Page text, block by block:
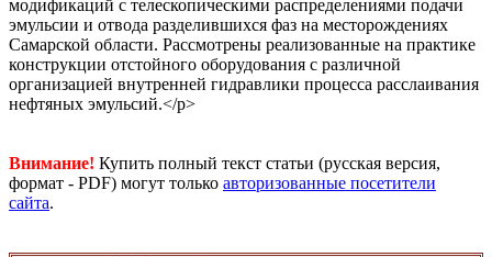
модификаций с телескопическими распределениями подачи
эмульсии и отвода разделившихся фаз на месторождениях
Самарской области. Рассмотрены реализованные на практике
конструкции отстойного оборудования с различной
организацией внутренней гидравлики процесса расслаивания
нефтяных эмульсий.</p>
Внимание! Купить полный текст статьи (русская версия,
формат - PDF) могут только авторизованные посетители
сайта.